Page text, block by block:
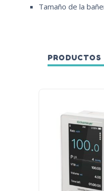
Tamaño de la